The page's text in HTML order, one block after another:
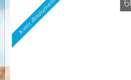
A voir absolument